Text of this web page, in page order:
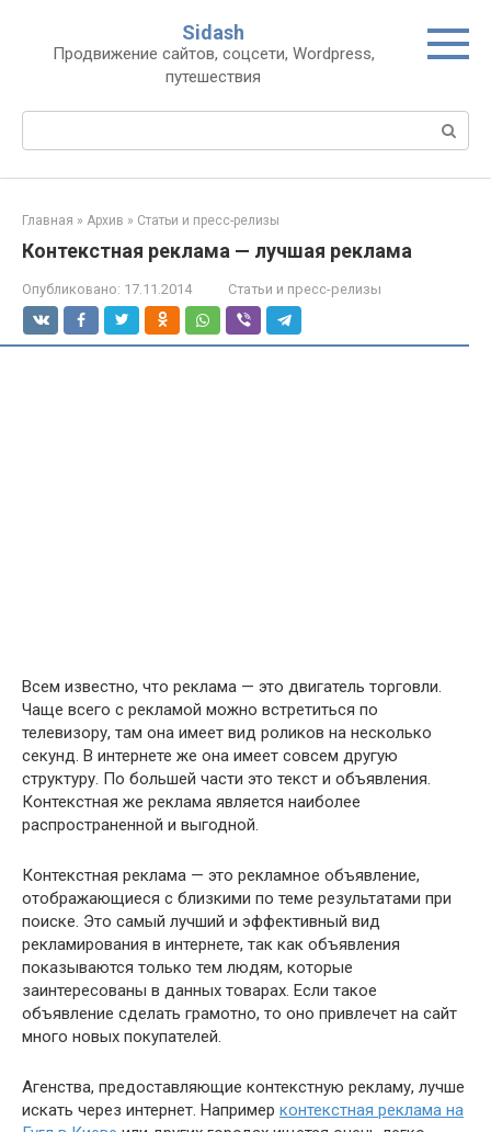
контенту
Sidash
Продвижение сайтов, соцсети, Wordpress,
путешествия
Главная » Архив » Статьи и пресс-релизы
Контекстная реклама — лучшая реклама
Опубликовано: 17.11.2014 Статьи и пресс-релизы
Всем известно, что реклама — это двигатель торговли.
Чаще всего с рекламой можно встретиться по
телевизору, там она имеет вид роликов на несколько
секунд. В интернете же она имеет совсем другую
структуру. По большей части это текст и объявления.
Контекстная же реклама является наиболее
распространенной и выгодной.
Контекстная реклама — это рекламное объявление,
отображающиеся с близкими по теме результатами при
поиске. Это самый лучший и эффективный вид
рекламирования в интернете, так как объявления
показываются только тем людям, которые
заинтересованы в данных товарах. Если такое
объявление сделать грамотно, то оно привлечет на сайт
много новых покупателей.
Агенства, предоставляющие контекстную рекламу, лучше
искать через интернет. Например контекстная реклама на